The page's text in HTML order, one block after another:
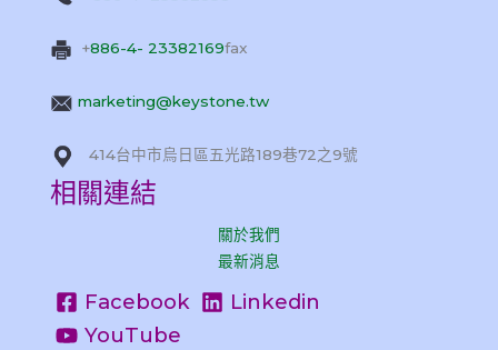
+886-4- 23382169fax
marketing@keystone.tw
414台中市烏日區五光路189巷72之9號
相關連結
關於我們
最新消息
Facebook
Linkedin
YouTube